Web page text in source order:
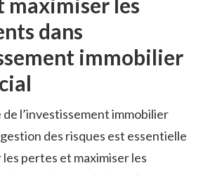
dans
immobilier
de l’investissement ⁤immobilier⁤
des risques‍ est ‍essentielle
pertes et maximiser les‍